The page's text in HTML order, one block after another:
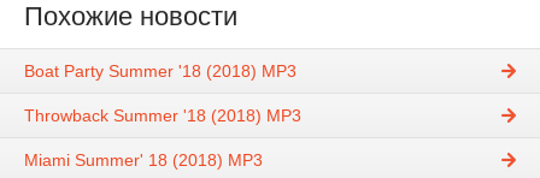
Похожие новости
Boat Party Summer '18 (2018) MP3
Throwback Summer '18 (2018) MP3
Miami Summer' 18 (2018) MP3